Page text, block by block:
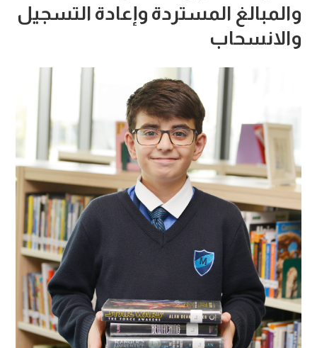
والمبالغ المستردة وإعادة التسجيل
والانسحاب